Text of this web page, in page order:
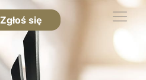
Zgłoś się